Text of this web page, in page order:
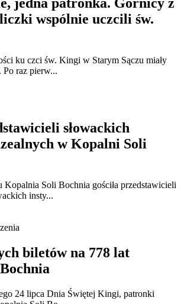
jedna patronka. Górnicy z
wspólnie uczcili św.
ku czci św. Kingi w Starym Sączu miały
raz pierw...
słowackich
w Kopalni Soli
Kopalnia Soli Bochnia gościła przedstawicieli
insty...
biletów na 778 lat
24 lipca Dnia Świętej Kingi, patronki